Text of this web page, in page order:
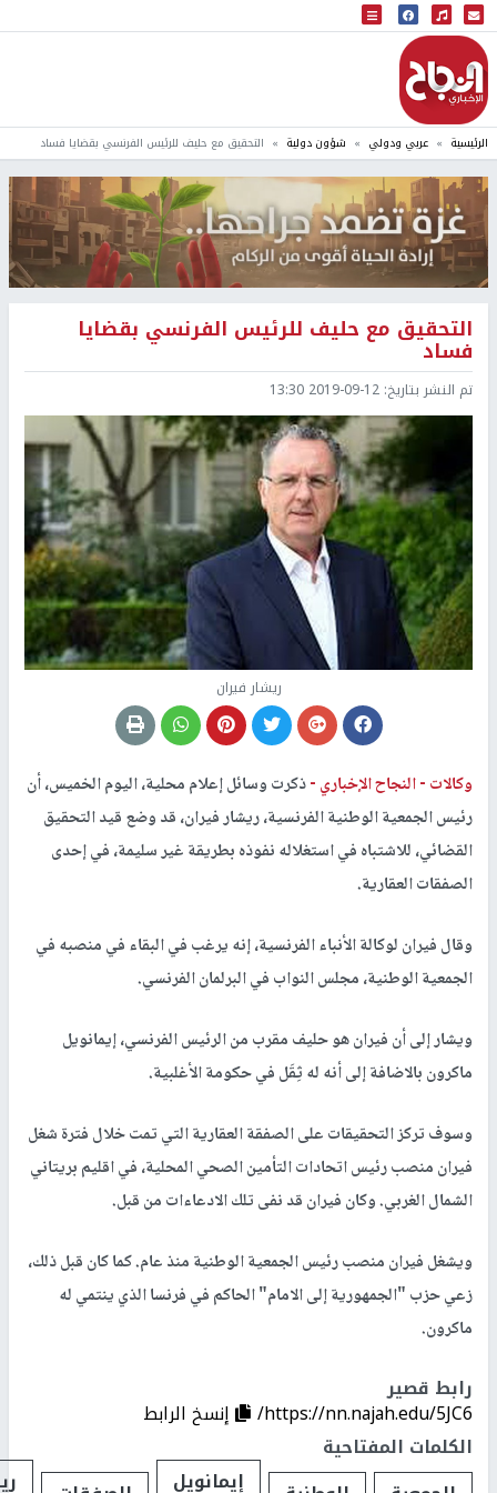
البث المباشر
إذاعة النجاح
الرئيسية عربي ودولي شؤون دولية التحقيق مع حليف للرئيس الفرنسي بقضايا فساد
التحقيق مع حليف للرئيس الفرنسي بقضايا
فساد
تم النشر بتاريخ: 2019-09-12 13:30
ريشار فيران
وكالات -النجاح الإخباري -ذكرت وسائل إعلام محلية، اليوم الخميس، أن
رئيس الجمعية الوطنية الفرنسية، ريشار فيران، قد وضع قيد التحقيق
القضائي، للاشتباه في استغلاله نفوذه بطريقة غير سليمة، في إحدى
الصفقات العقارية.
وقال فيران لوكالة الأنباء الفرنسية، إنه يرغب في البقاء في منصبه في
الجمعية الوطنية، مجلس النواب في البرلمان الفرنسي.
ويشار إلى أن فيران هو حليف مقرب من الرئيس الفرنسي، إيمانويل
ماكرون بالاضافة إلى أنه له ثِقَل في حكومة الأغلبية.
وسوف تركز التحقيقات على الصفقة العقارية التي تمت خلال فترة شغل
فيران منصب رئيس اتحادات التأمين الصحي المحلية، في اقليم بريتاني
الشمال الغربي. وكان فيران قد نفى تلك الادعاءات من قبل.
ويشغل فيران منصب رئيس الجمعية الوطنية منذ عام. كما كان قبل ذلك،
زعي حزب "الجمهورية إلى الامام" الحاكم في فرنسا الذي ينتمي له
ماكرون.
رابط قصير
https://nn.najah.edu/5JC6/
إنسخ الرابط
الكلمات المفتاحية
إيمانويل